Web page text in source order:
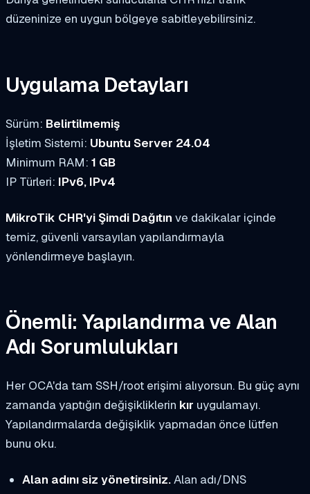
düzeninize en uygun bölgeye sabitleyebilirsiniz.
Uygulama Detayları
Sürüm: Belirtilmemiş
İşletim Sistemi: Ubuntu Server 24.04
Minimum RAM: 1 GB
IP Türleri: IPv6, IPv4
MikroTik CHR'yi Şimdi Dağıtın ve dakikalar içinde
temiz, güvenli varsayılan yapılandırmayla
yönlendirmeye başlayın.
Önemli: Yapılandırma ve Alan
Adı Sorumlulukları
Her OCA'da tam SSH/root erişimi alıyorsun. Bu güç aynı
zamanda yaptığın değişikliklerin kır uygulamayı.
Yapılandırmalarda değişiklik yapmadan önce lütfen
bunu oku.
Alan adını siz yönetirsiniz.Alan adı/DNS